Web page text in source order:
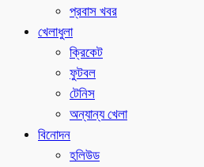
প্রবাস খবর
খেলাধুলা
ক্রিকেট
ফুটবল
টেনিস
অন্যান্য খেলা
বিনোদন
হলিউড